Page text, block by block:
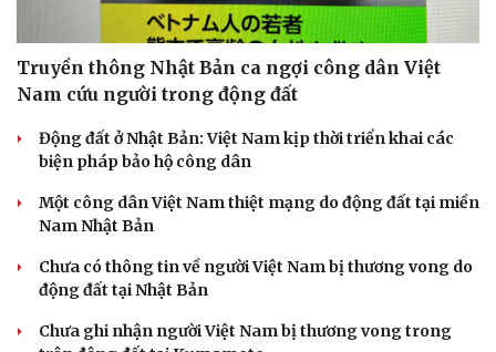
Truyền thông Nhật Bản ca ngợi công dân Việt
Nam cứu người trong động đất
Động đất ở Nhật Bản: Việt Nam kịp thời triển khai các
biện pháp bảo hộ công dân
Một công dân Việt Nam thiệt mạng do động đất tại miền
Nam Nhật Bản
Chưa có thông tin về người Việt Nam bị thương vong do
động đất tại Nhật Bản
Chưa ghi nhận người Việt Nam bị thương vong trong